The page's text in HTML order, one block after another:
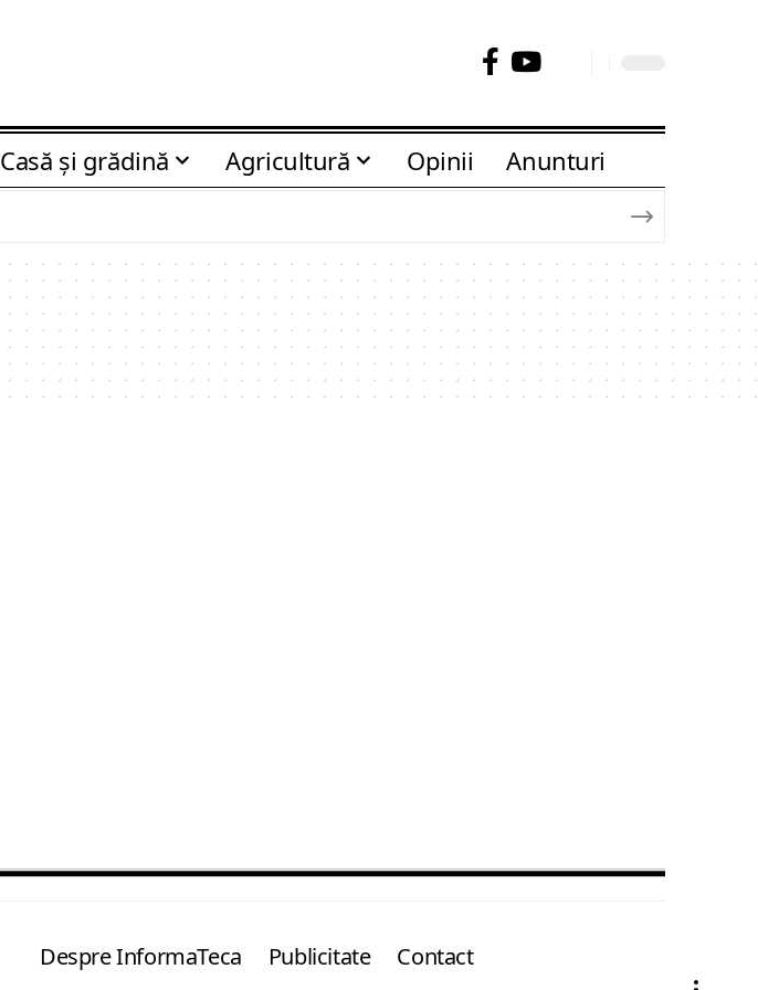
Casă şi grădină Agricultură Opinii Anunturi
Despre InformaTeca Publicitate Contact